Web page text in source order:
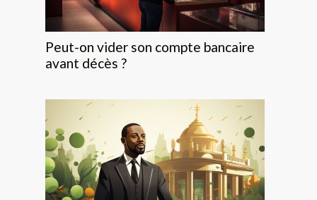
Peut-on vider son compte bancaire
avant décès ?